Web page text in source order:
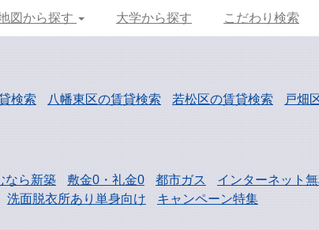
図から探す 大学から探す こだわり検索
検索 八幡東区の賃貸検索 若松区の賃貸検索 戸畑
なら新築 敷金0・礼金0 都市ガス インターネット
洗面脱衣所あり単身向け キャンペーン特集